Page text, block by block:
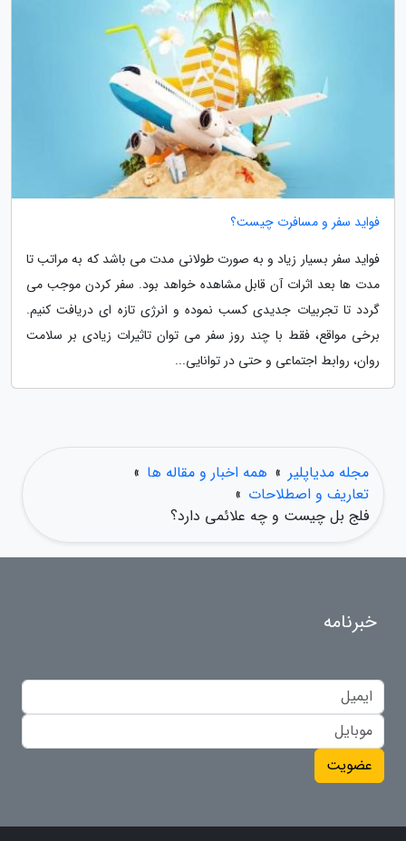
فواید سفر و مسافرت چیست؟
فواید سفر بسیار زیاد و به صورت طولانی مدت می باشد که به مراتب تا
مدت ها بعد اثرات آن قابل مشاهده خواهد بود. سفر کردن موجب می
گردد تا تجربیات جدیدی کسب نموده و انرژی تازه ای دریافت کنیم.
برخی مواقع، فقط با چند روز سفر می توان تاثیرات زیادی بر سلامت
روان، روابط اجتماعی و حتی در توانایی...
مجله مدیاپلیر » همه اخبار و مقاله ها »
تعاریف و اصطلاحات »
فلج بل چیست و چه علائمی دارد؟
خبرنامه
عضویت